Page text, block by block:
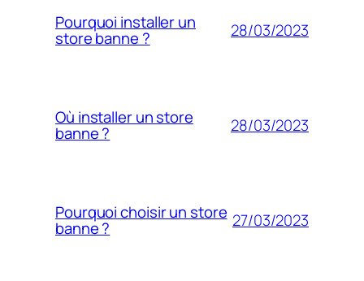
Pourquoi installer un
store banne ? 28/03/2023
Où installer un store
banne ? 28/03/2023
Pourquoi choisir un store
banne ? 27/03/2023